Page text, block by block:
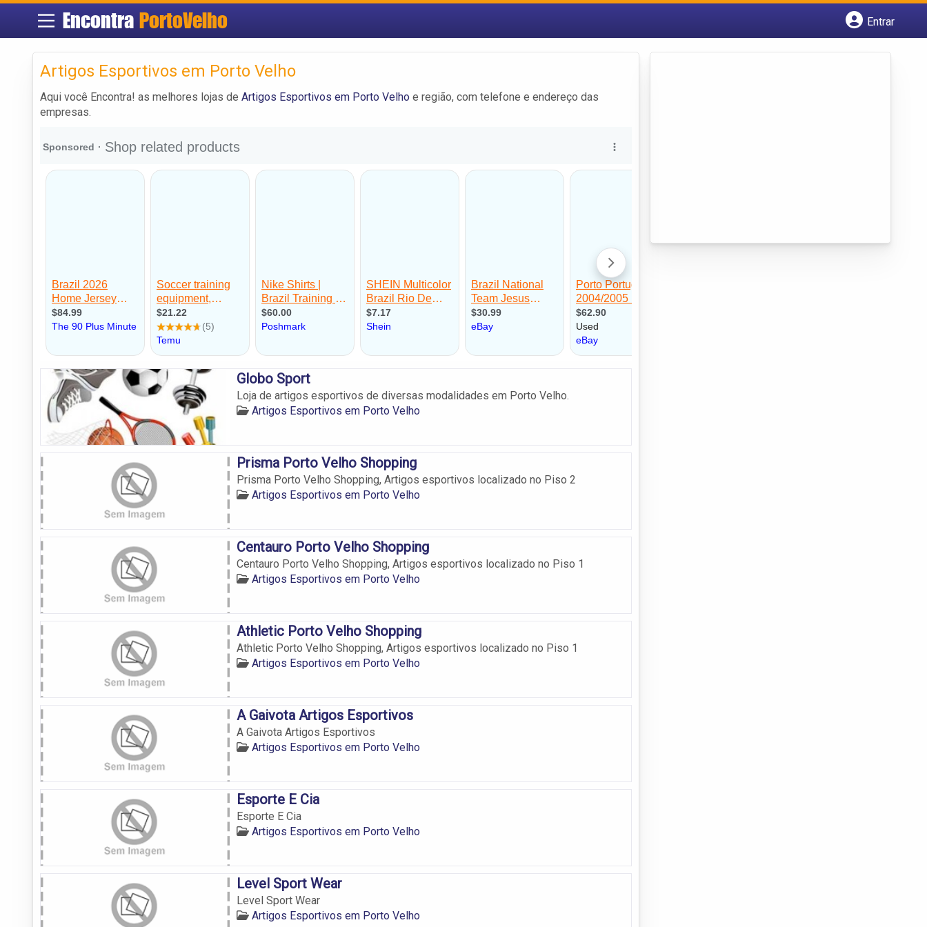
Encontra PortoVelho
Entrar
Artigos Esportivos em Porto Velho
Aqui você Encontra! as melhores lojas de Artigos Esportivos em Porto Velho e região, com telefone e endereço das
empresas.
Globo Sport
Loja de artigos esportivos de diversas modalidades em Porto Velho.
Artigos Esportivos em Porto Velho
Prisma Porto Velho Shopping
Prisma Porto Velho Shopping, Artigos esportivos localizado no Piso 2
Artigos Esportivos em Porto Velho
Centauro Porto Velho Shopping
Centauro Porto Velho Shopping, Artigos esportivos localizado no Piso 1
Artigos Esportivos em Porto Velho
Athletic Porto Velho Shopping
Athletic Porto Velho Shopping, Artigos esportivos localizado no Piso 1
Artigos Esportivos em Porto Velho
A Gaivota Artigos Esportivos
A Gaivota Artigos Esportivos
Artigos Esportivos em Porto Velho
Esporte E Cia
Esporte E Cia
Artigos Esportivos em Porto Velho
Level Sport Wear
Level Sport Wear
Artigos Esportivos em Porto Velho